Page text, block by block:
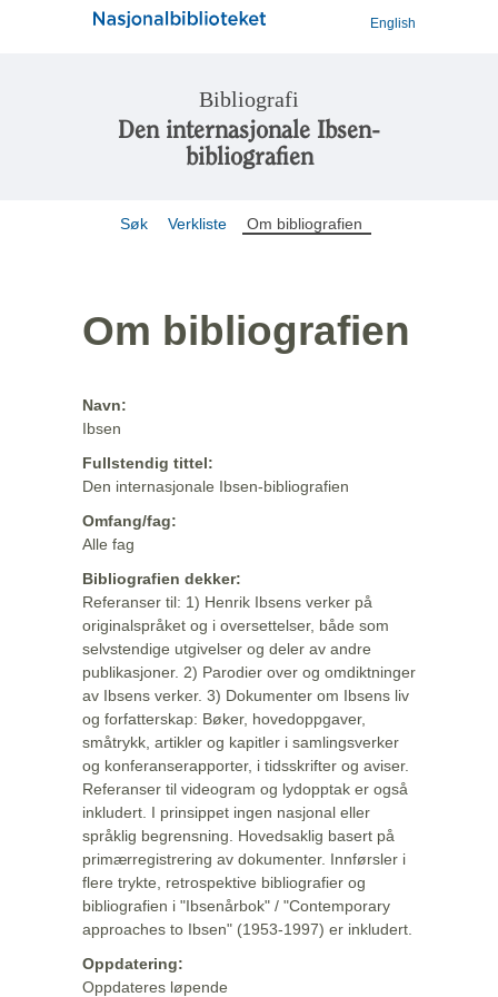
English
Bibliografi
Den internasjonale Ibsen-
bibliografien
Søk Verkliste Om bibliografien
Om bibliografien
Navn:
Ibsen
Fullstendig tittel:
Den internasjonale Ibsen-bibliografien
Omfang/fag:
Alle fag
Bibliografien dekker:
Referanser til: 1) Henrik Ibsens verker på
originalspråket og i oversettelser, både som
selvstendige utgivelser og deler av andre
publikasjoner. 2) Parodier over og omdiktninger
av Ibsens verker. 3) Dokumenter om Ibsens liv
og forfatterskap: Bøker, hovedoppgaver,
småtrykk, artikler og kapitler i samlingsverker
og konferanserapporter, i tidsskrifter og aviser.
Referanser til videogram og lydopptak er også
inkludert. I prinsippet ingen nasjonal eller
språklig begrensning. Hovedsaklig basert på
primærregistrering av dokumenter. Innførsler i
flere trykte, retrospektive bibliografier og
bibliografien i "Ibsenårbok" / "Contemporary
approaches to Ibsen" (1953-1997) er inkludert.
Oppdatering:
Oppdateres løpende